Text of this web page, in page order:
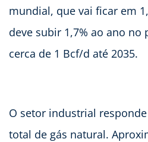
mundial, que vai ficar em
deve subir 1,7% ao ano no
cerca de 1 Bcf/d até 2035.
O setor industrial
total de gás natural.